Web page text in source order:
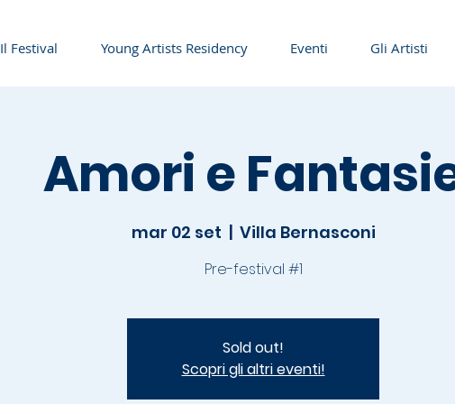
Il Festival Young Artists Residency Eventi Gli Artisti
Amori e
mar 02 set
  |
Villa Bernasconi
Sold out!
Scopri gli altri eventi!